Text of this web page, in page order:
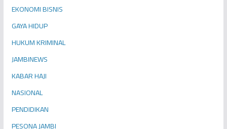
EKONOMI BISNIS
GAYA HIDUP
HUKUM KRIMINAL
JAMBINEWS
KABAR HAJI
NASIONAL
PENDIDIKAN
PESONA JAMBI